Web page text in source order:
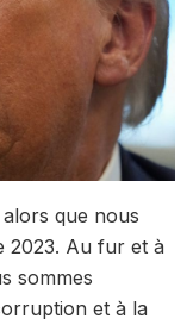
que nous
2023. Au fur et à
sommes
et à la